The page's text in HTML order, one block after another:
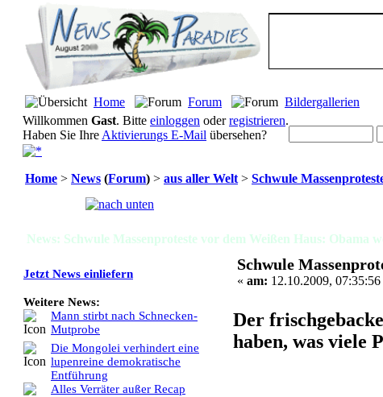
Home Forum Bildergallerien
Willkommen Gast. Bitte einloggen oderregistrieren.
Haben Sie Ihre Aktivierungs E-Mail übersehen?
Home > News (Forum) > aus aller Welt > Schwule
News: Schwule Massenproteste vor dem Weißen Haus: Obama
Jetzt News einliefern
Weitere News:
Mann stirbt nach Schnecken-
Mutprobe
Die Mongolei verhindert eine
lupenreine demokratische
Entführung
Alles Verräter außer Recap
Schwule
« am: 12.10.2009, 07:35:56
Der
haben, was viele